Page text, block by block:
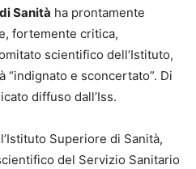
Sanità ha prontamente
fortemente critica,
scientifico dell’Istituto,
“indignato e sconcertato”. Di
diffuso dall’Iss.
Superiore di Sanità,
del Servizio Sanitario